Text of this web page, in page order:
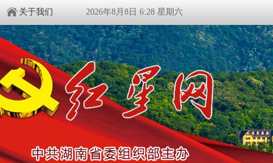
关于我们 2026年8月8日 6:28 星期六